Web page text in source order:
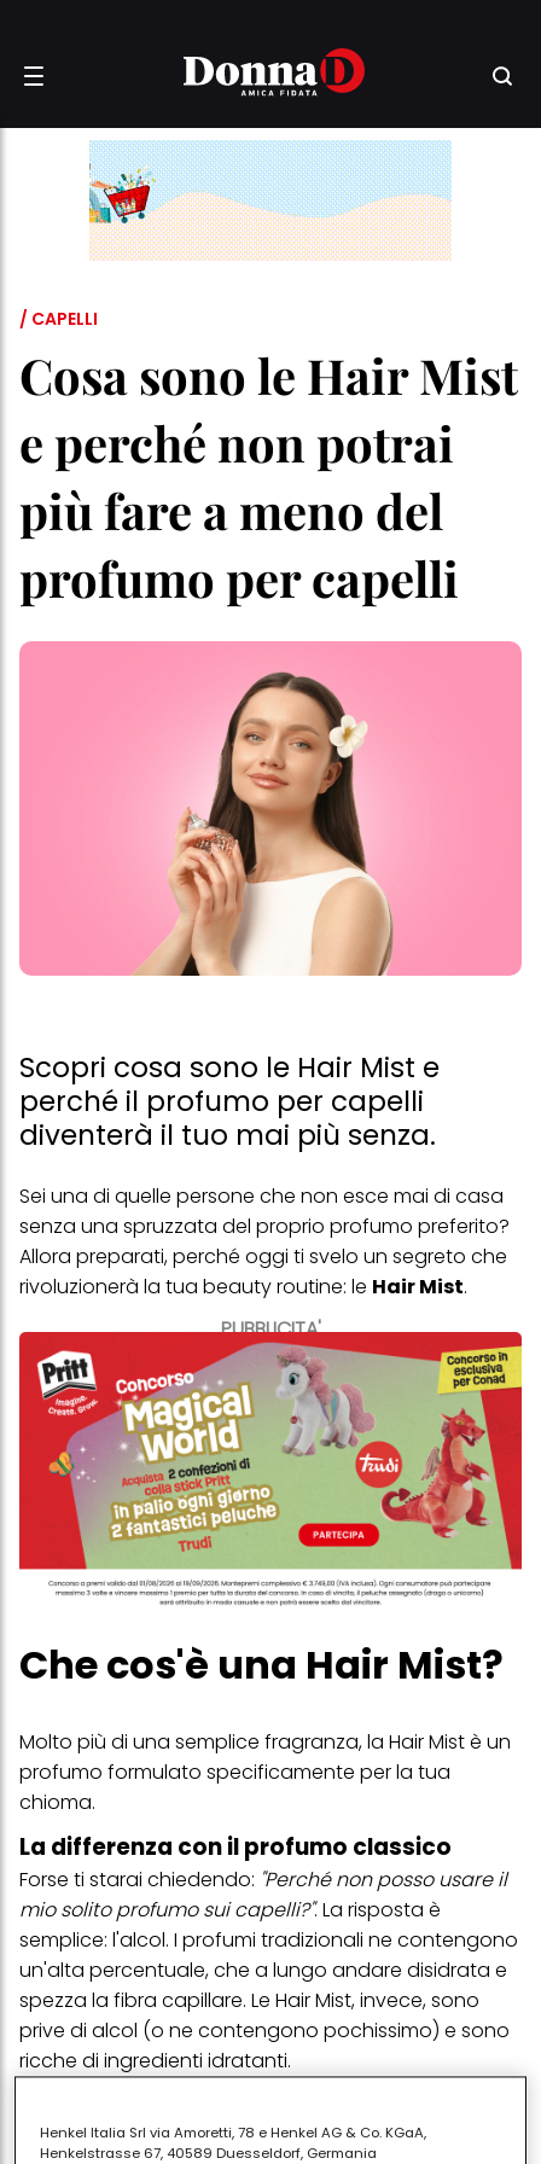
/ CAPELLI
Cosa sono le Hair Mist
e perché non potrai
più fare a meno del
profumo per capelli
Scopri cosa sono le Hair Mist e
perché il profumo per capelli
diventerà il tuo mai più senza.
PUBBLICITA'
Sei una di quelle persone che non esce mai di casa
senza una spruzzata del proprio profumo preferito?
Allora preparati, perché oggi ti svelo un segreto che
rivoluzionerà la tua beauty routine: le Hair Mist.
Che cos'è una Hair Mist?
Molto più di una semplice fragranza, la Hair Mist è un
profumo formulato specificamente per la tua
chioma.
La differenza con il profumo classico
Forse ti starai chiedendo: "Perché non posso usare il
mio solito profumo sui capelli?". La risposta è
semplice: l'alcol. I profumi tradizionali ne contengono
un'alta percentuale, che a lungo andare disidrata e
spezza la fibra capillare. Le Hair Mist, invece, sono
prive di alcol (o ne contengono pochissimo) e sono
ricche di ingredienti idratanti.
Henkel Italia Srl via Amoretti, 78 e Henkel AG & Co. KGaA,
Henkelstrasse 67, 40589 Duesseldorf, Germania